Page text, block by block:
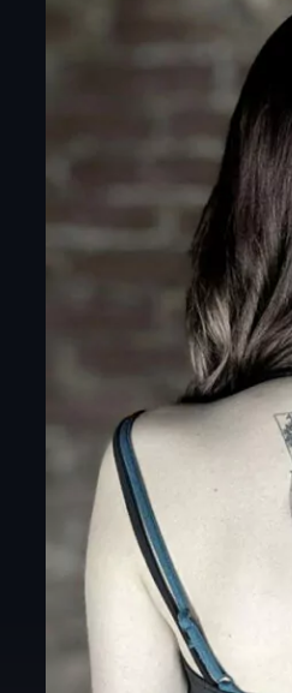
Pietra
spirituale e
tatuaggi viene
attraverso
triangolo,
l’armonia
universale);
quattro
aria e fuoco,
materia, su
rappresentati
combinati;